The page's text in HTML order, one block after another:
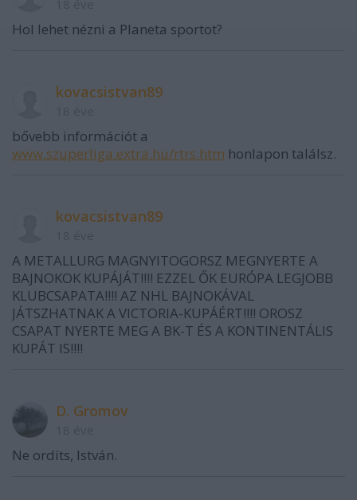
Hol lehet nézni a Planeta sportot?
kovacsistvan89
bővebb információt a
www.szuperliga.extra.hu/rtrs.htm honlapon találsz.
kovacsistvan89
A METALLURG MAGNYITOGORSZ MEGNYERTE A
BAJNOKOK KUPÁJÁT!!!! EZZEL ŐK EURÓPA LEGJOBB
KLUBCSAPATA!!!! AZ NHL BAJNOKÁVAL
JÁTSZHATNAK A VICTORIA-KUPÁÉRT!!!! OROSZ
CSAPAT NYERTE MEG A BK-T ÉS A KONTINENTÁLIS
KUPÁT IS!!!!
D. Gromov
Ne ordíts, István.